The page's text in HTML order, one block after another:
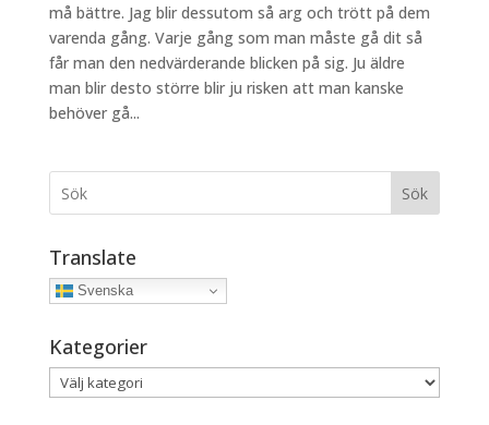
må bättre. Jag blir dessutom så arg och trött på dem
varenda gång. Varje gång som man måste gå dit så
får man den nedvärderande blicken på sig. Ju äldre
man blir desto större blir ju risken att man kanske
behöver gå...
Sök
Translate
Svenska
Kategorier
Kategorier